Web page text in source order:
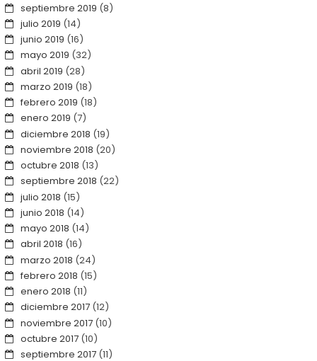
septiembre 2019 (8)
julio 2019 (14)
junio 2019 (16)
mayo 2019 (32)
abril 2019 (28)
marzo 2019 (18)
febrero 2019 (18)
enero 2019 (7)
diciembre 2018 (19)
noviembre 2018 (20)
octubre 2018 (13)
septiembre 2018 (22)
julio 2018 (15)
junio 2018 (14)
mayo 2018 (14)
abril 2018 (16)
marzo 2018 (24)
febrero 2018 (15)
enero 2018 (11)
diciembre 2017(12)
noviembre 2017(10)
octubre 2017(10)
septiembre 2017(11)